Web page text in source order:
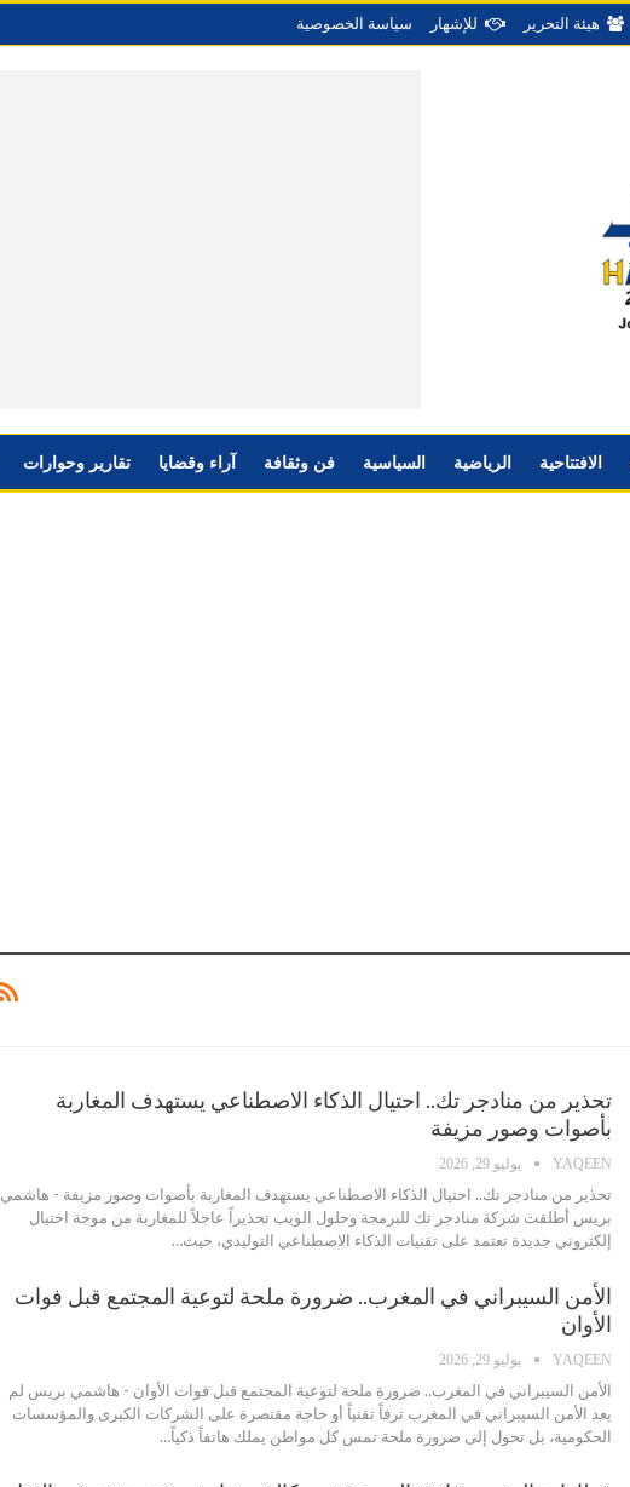
هيئة التحرير للإشهار سياسة الخصوصية
الافتتاحية الرياضية السياسية فن وثقافة آراء وقضايا تقارير وحوارات
تحذير من منادجر تك.. احتيال الذكاء الاصطناعي يستهدف المغاربة
بأصوات وصور مزيفة
YAQEEN يوليو 29, 2026
تحذير من منادجر تك.. احتيال الذكاء الاصطناعي يستهدف المغاربة بأصوات وصور مزيفة - هاشمي
بريس أطلقت شركة منادجر تك للبرمجة وحلول الويب تحذيراً عاجلاً للمغاربة من موجة احتيال
إلكتروني جديدة تعتمد على تقنيات الذكاء الاصطناعي التوليدي، حيث…
الأمن السيبراني في المغرب.. ضرورة ملحة لتوعية المجتمع قبل فوات
الأوان
YAQEEN يوليو 29, 2026
الأمن السيبراني في المغرب.. ضرورة ملحة لتوعية المجتمع قبل فوات الأوان - هاشمي بريس لم
يعد الأمن السيبراني في المغرب ترفاً تقنياً أو حاجة مقتصرة على الشركات الكبرى والمؤسسات
الحكومية، بل تحول إلى ضرورة ملحة تمس كل مواطن يملك هاتفاً ذكياً…